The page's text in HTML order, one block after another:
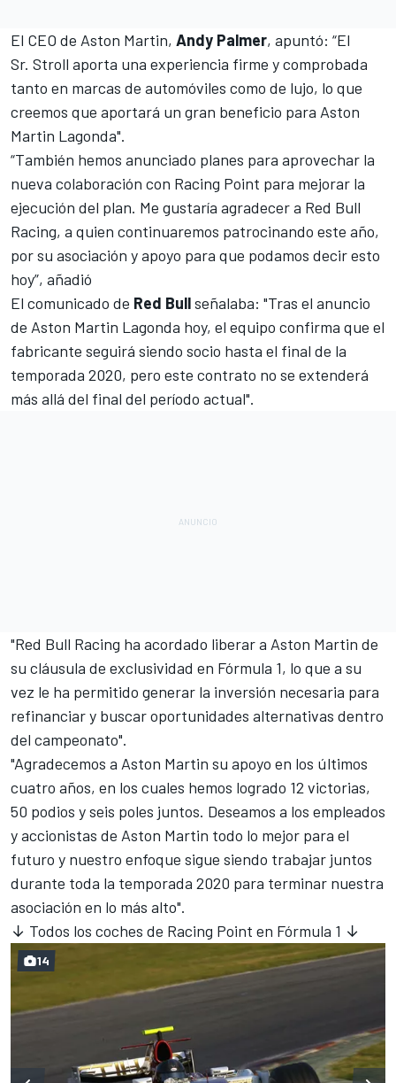
El CEO de Aston Martin, Andy Palmer, apuntó: “El
Sr. Stroll aporta una experiencia firme y comprobada
tanto en marcas de automóviles como de lujo, lo que
creemos que aportará un gran beneficio para Aston
Martin Lagonda".
“También hemos anunciado planes para aprovechar la
nueva colaboración con Racing Point para mejorar la
ejecución del plan. Me gustaría agradecer a Red Bull
Racing, a quien continuaremos patrocinando este año,
por su asociación y apoyo para que podamos decir esto
hoy”, añadió
El comunicado de Red Bullseñalaba: "Tras el anuncio
de Aston Martin Lagonda hoy, el equipo confirma que el
fabricante seguirá siendo socio hasta el final de la
temporada 2020, pero este contrato no se extenderá
más allá del final del período actual".
"Red Bull Racing ha acordado liberar a Aston Martin de
su cláusula de exclusividad en Fórmula 1, lo que a su
vez le ha permitido generar la inversión necesaria para
refinanciar y buscar oportunidades alternativas dentro
del campeonato".
"Agradecemos a Aston Martin su apoyo en los últimos
cuatro años, en los cuales hemos logrado 12 victorias,
50 podios y seis poles juntos. Deseamos a los empleados
y accionistas de Aston Martin todo lo mejor para el
futuro y nuestro enfoque sigue siendo trabajar juntos
durante toda la temporada 2020 para terminar nuestra
asociación en lo más alto".
↓ Todos los coches de Racing Point en Fórmula 1 ↓
14